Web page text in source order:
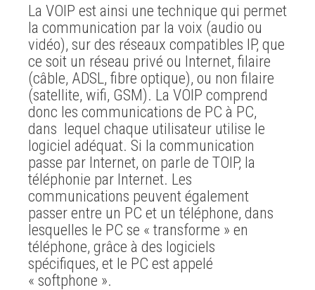
La VOIP est ainsi une technique qui permet
la communication par la voix (audio ou
vidéo), sur des réseaux compatibles IP, que
ce soit un réseau privé ou Internet, filaire
(câble, ADSL, fibre optique), ou non filaire
(satellite, wifi, GSM). La VOIP comprend
donc les communications de PC à PC,
dans lequel chaque utilisateur utilise le
logiciel adéquat. Si la communication
passe par Internet, on parle de TOIP, la
téléphonie par Internet. Les
communications peuvent également
passer entre un PC et un téléphone, dans
lesquelles le PC se « transforme » en
téléphone, grâce à des logiciels
spécifiques, et le PC est appelé
« softphone ».